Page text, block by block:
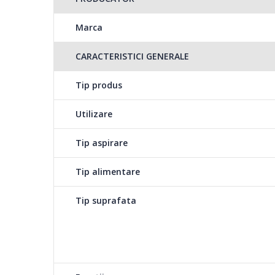
Sistem de filtrare in
filtru blocheaza cea
Libertate fara fir
electrica.
Marca
CARACTERISTICI GENERALE
Tip produs
Utilizare
Tip aspirare
Tip alimentare
Tip suprafata